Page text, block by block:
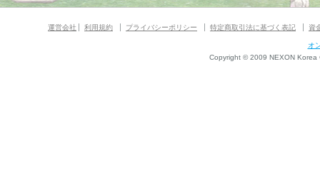
運営会社 利用規約 プライバシーポリシー 特定商取引法に基づく表記 資
オ
Copyright © 2009 NEXON Korea